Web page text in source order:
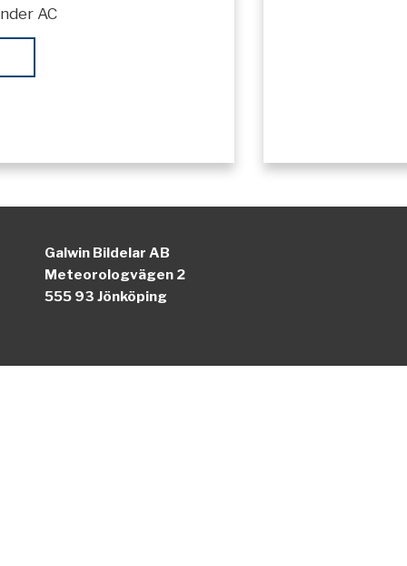
AC
Galwin Bildelar AB
Meteorologvägen 2
555 93 Jönköping